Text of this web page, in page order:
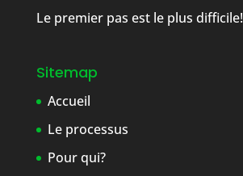
Le premier pas est le plus difficile!
Sitemap
Accueil
Le processus
Pour qui?